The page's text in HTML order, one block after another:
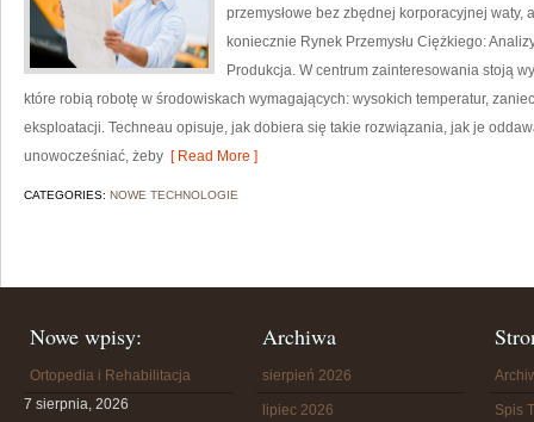
przemysłowe bez zbędnej korporacyjnej
koniecznie Rynek Przemysłu Ciężkiego:
Produkcja. W centrum zainteresowania stoją
które robią robotę w środowiskach wymagających: wysokich temperatur,
eksploatacji. Techneau opisuje, jak dobiera się takie rozwiązania, jak je
unowocześniać, żeby [ Read More ]
CATEGORIES: NOWE TECHNOLOGIE
Nowe wpisy:
Ortopedia i Rehabilitacja
7 sierpnia, 2026
Archiwa
sierpień 2026
lipiec 2026 Spis